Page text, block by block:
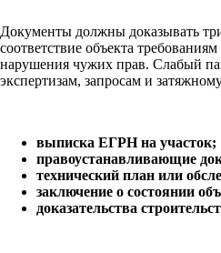
Документы должны доказывать
соответствие объекта
нарушения чужих прав. Слабый
экспертизам, запросам и
выписка ЕГРН на участок;
правоустанавливающие
технический план или
заключение о состоянии
доказательства